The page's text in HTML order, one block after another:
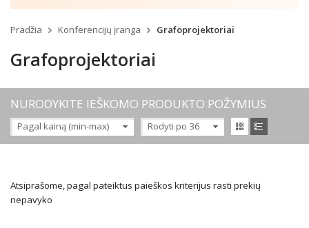
Pradžia Konferencijų įranga Grafoprojektoriai
Grafoprojektoriai
NURODYKITE IEŠKOMO PRODUKTO POŽYMIUS
Pagal kainą (min-max) Rodyti po 36
Atsiprašome, pagal pateiktus paieškos kriterijus rasti prekių
nepavyko